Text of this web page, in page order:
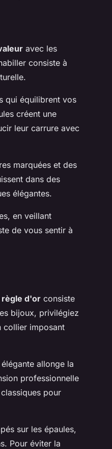
avec les
consiste à
qui équilibrent vos
créent une
leur carrure avec
marquées et des
dans des
élégantes.
en veillant
de vous sentir à
règle d'or consiste
bijoux, privilégiez
collier imposant
allonge la
professionnelle
pour
sur les épaules,
Pour éviter la